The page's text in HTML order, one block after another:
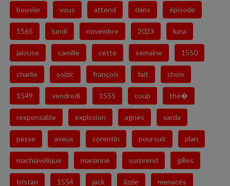
bouvier vous attend dans épisode
1565 lundi novembre 2023 luna
jalouse camille cette semaine 1550
charlie soizic françois fait choix
1549 vendredi 1555 coup thé�
responsable explosion agnès varda
passe aveux corentin poursuit plan
machiavélique marianne surprend gilles
tristan 1554 jack lizzie menacés